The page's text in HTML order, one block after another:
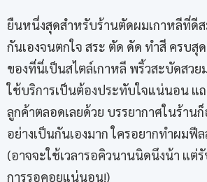
ยืนหนึ่งสุดสำหรับร้านตัดผมเกาหลีที่ดีส
กันเองจนตกใจ สระ ตัด ดัด ทำสี ครบสุ
ของที่นี่เป็นสไตล์เกาหลี พริ้วสะบัดสวย
ใช้บริการเป็นต้องประทับใจแน่นอน แ
ลูกค้าตลอดเลยด้วย บรรยากาศในร้าน
อย่างเป็นกันเองมาก ใครอยากทำผมฟี
(อาจจะใช้เวลารอคิวนานนิดนึงน้า แต่
การรอคอยแน่นอน!)